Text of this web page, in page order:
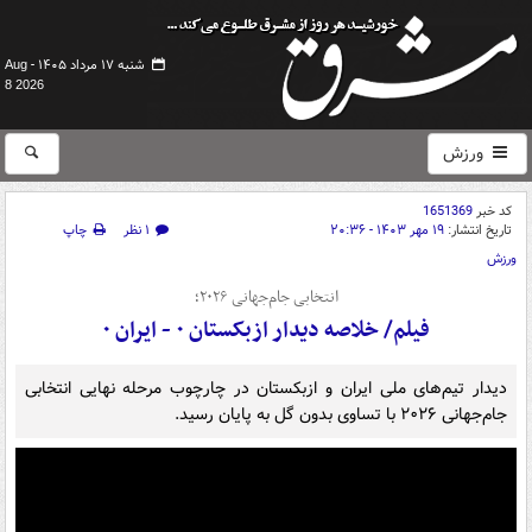
شنبه ۱۷ مرداد ۱۴۰۵ -
Aug
8 2026
ورزش
کد خبر1651369
تاریخ انتشار: ۱۹ مهر ۱۴۰۳ - ۲۰:۳۶ ۱ نظر
چاپ
ورزش
انتخابی جام‌جهانی ۲۰۲۶؛
فیلم/ خلاصه دیدار ازبکستان ۰ - ایران ۰
دیدار تیم‌های ملی ایران و ازبکستان در چارچوب مرحله نهایی انتخابی
جام‌جهانی ۲۰۲۶ با تساوی بدون گل به پایان رسید.